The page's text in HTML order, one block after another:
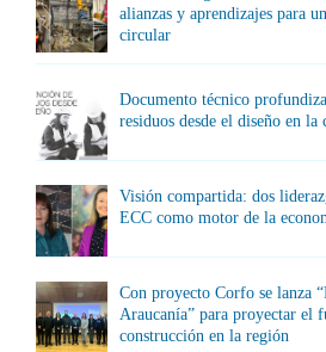
alianzas y aprendizajes para
circular
Documento técnico
residuos desde el diseño en la
Visión compartida: dos
ECC como motor de la
Con proyecto Corfo se lanza
Araucanía” para proyectar el
construcción en la región